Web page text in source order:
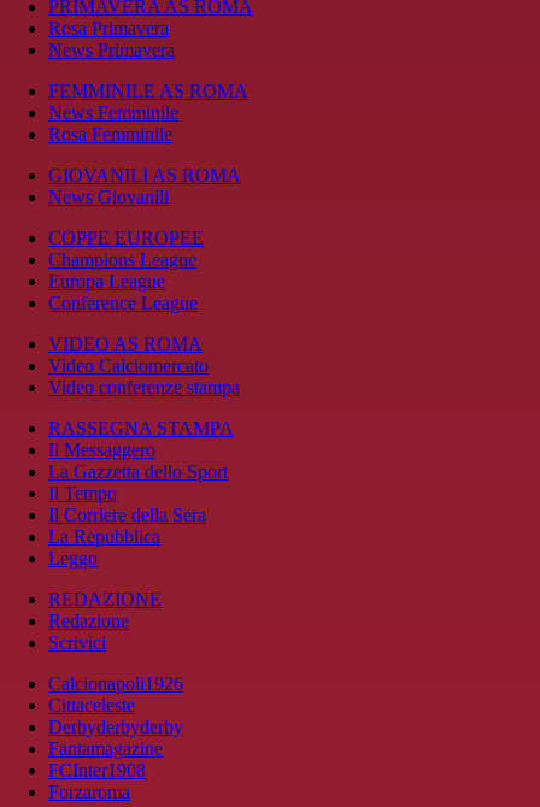
PRIMAVERA AS ROMA
Rosa Primavera
News Primavera
FEMMINILE AS ROMA
News Femminile
Rosa Femminile
GIOVANILI AS ROMA
News Giovanili
COPPE EUROPEE
Champions League
Europa League
Conference League
VIDEO AS ROMA
Video Calciomercato
Video conferenze stampa
RASSEGNA STAMPA
Il Messaggero
La Gazzetta dello Sport
Il Tempo
Il Corriere della Sera
La Repubblica
Leggo
REDAZIONE
Redazione
Scrivici
Calcionapoli1926
Cittaceleste
Derbyderbyderby
Fantamagazine
FCInter1908
Forzaroma